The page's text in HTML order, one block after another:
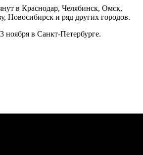
в Краснодар, Челябинск, Омск,
Новосибирск и ряд других городов.
ноября в Санкт-Петербурге.